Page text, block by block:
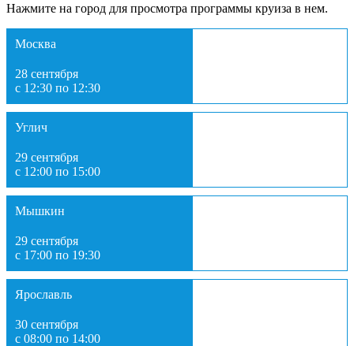
Нажмите на город для просмотра программы круиза в нем.
Москва
28 сентября
с 12:30 по 12:30
Углич
29 сентября
с 12:00 по 15:00
Мышкин
29 сентября
с 17:00 по 19:30
Ярославль
30 сентября
с 08:00 по 14:00